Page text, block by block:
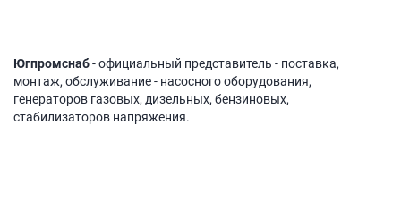
Югпромснаб- официальный представитель - поставка,
монтаж, обслуживание - насосного оборудования,
генераторов газовых, дизельных, бензиновых,
стабилизаторов напряжения.